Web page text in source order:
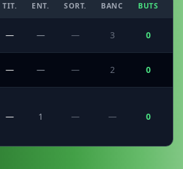
TIT. ENT. SORT. BANC BUTS
— — — 3 0
— — — 2 0
— 1 — — 0